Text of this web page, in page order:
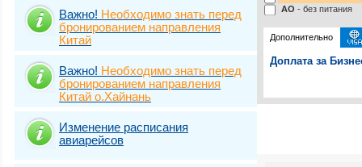
Важно! Необходимо знать перед
бронированием направления
Китай
Важно! Необходимо знать перед
бронированием направления
Китай о.Хайнань
Изменение расписания
авиарейсов
AO - без питания
Дополнительно
Доплата за
Подробнее о визе